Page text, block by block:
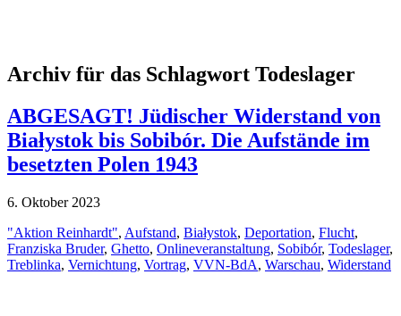
Archiv für das Schlagwort Todeslager
ABGESAGT! Jüdischer Widerstand von
Białystok bis Sobibór. Die Aufstände im
besetzten Polen 1943
6. Oktober 2023
"Aktion Reinhardt", Aufstand, Białystok, Deportation, Flucht,
Franziska Bruder, Ghetto, Onlineveranstaltung, Sobibór, Todeslager,
Treblinka, Vernichtung, Vortrag, VVN-BdA, Warschau, Widerstand